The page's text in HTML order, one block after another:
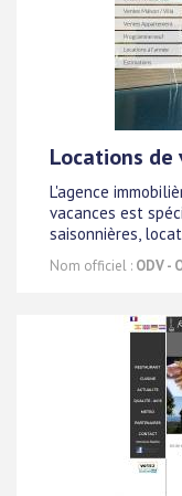
Locations de
L'agence
vacances est
saisonnières,
Nom officiel : ODV -